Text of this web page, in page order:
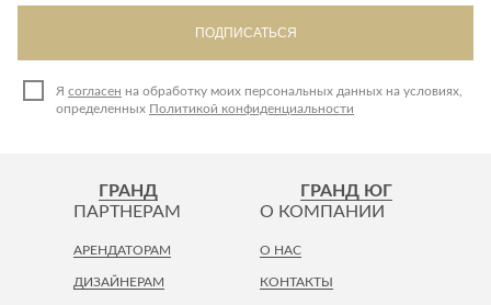
ПОДПИСАТЬСЯ
Я согласен на обработку моих персональных данных на условиях,
определенных Политикой конфиденциальности
ГРАНД ГРАНД ЮГ
ПАРТНЕРАМ
АРЕНДАТОРАМ
ДИЗАЙНЕРАМ
О КОМПАНИИ
О НАС
КОНТАКТЫ